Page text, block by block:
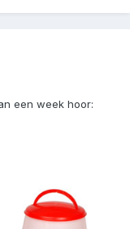
een week hoor: